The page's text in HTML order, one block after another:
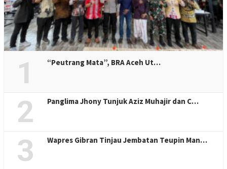
1 “Peutrang Mata”, BRA Aceh Ut…
2 Panglima Jhony Tunjuk Aziz Muhajir dan C…
3 Wapres Gibran Tinjau Jembatan Teupin Man…